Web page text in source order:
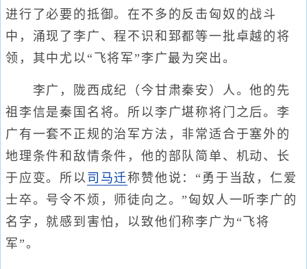
进行了必要的抵御。在不多的反击匈奴的战斗
中，涌现了李广、程不识和郅都等一批卓越的将
领，其中尤以“飞将军”李广最为突出。
李广，陇西成纪（今甘肃秦安）人。他的先
祖李信是秦国名将。所以李广堪称将门之后。李
广有一套不正规的治军方法，非常适合于塞外的
地理条件和敌情条件，他的部队简单、机动、长
于应变。所以 司马迁称赞他说：“勇于当敌，仁爱
士卒。号令不烦，师徒向之。”匈奴人一听李广的
名字，就感到害怕，以致他们称李广为“飞将
军”。